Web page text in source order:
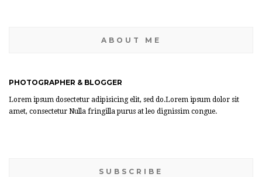
ABOUT ME
PHOTOGRAPHER & BLOGGER
Lorem ipsum dosectetur adipisicing elit, sed do.Lorem ipsum dolor sit
amet, consectetur Nulla fringilla purus at leo dignissim congue.
SUBSCRIBE